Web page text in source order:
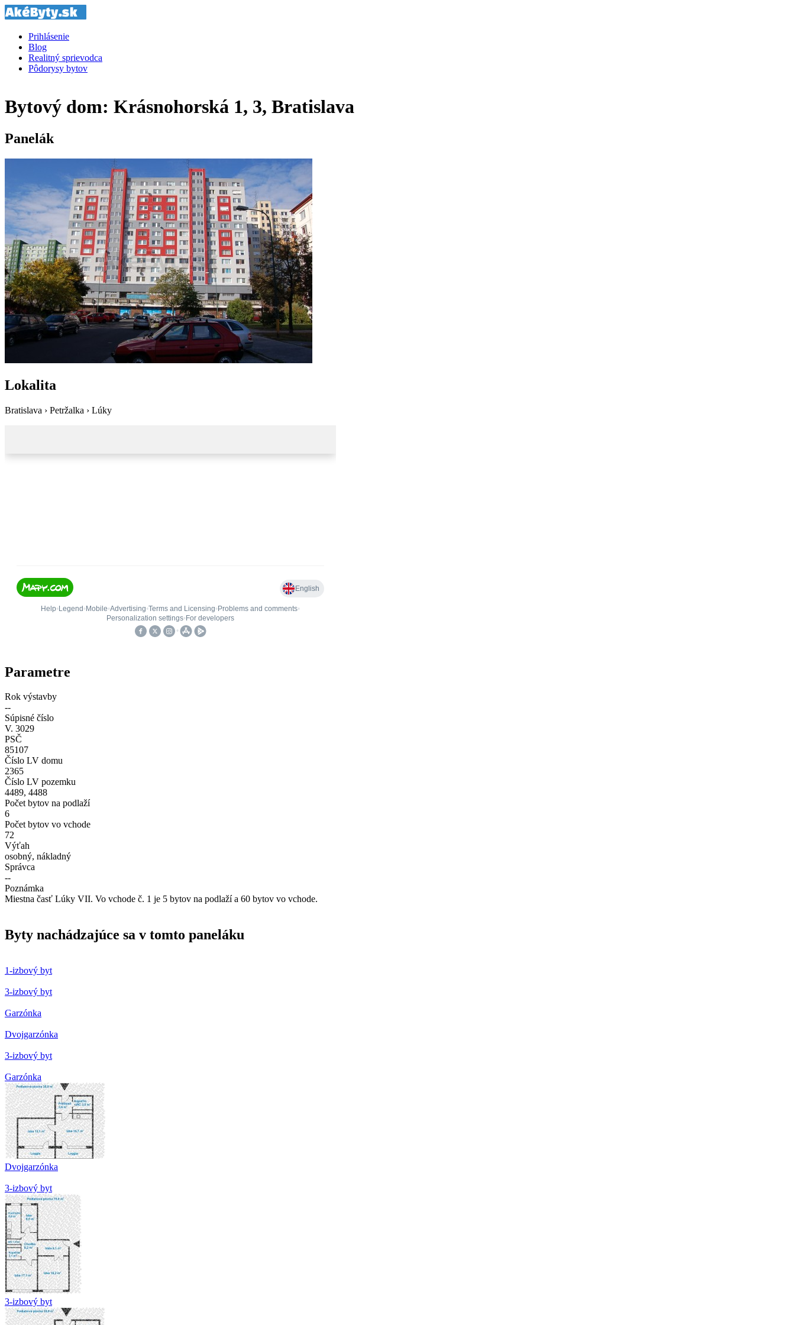
Prihlásenie
Blog
Realitný sprievodca
Pôdorysy bytov
Bytový dom: Krásnohorská 1, 3, Bratislava
Panelák
Lokalita
Bratislava › Petržalka › Lúky
Parametre
Rok výstavby
--
Súpisné číslo
V. 3029
PSČ
85107
Číslo LV domu
2365
Číslo LV pozemku
4489, 4488
Počet bytov na podlaží
6
Počet bytov vo vchode
72
Výťah
osobný, nákladný
Správca
--
Poznámka
Miestna časť Lúky VII. Vo vchode č. 1 je 5 bytov na podlaží a 60 bytov vo vchode.
Byty nachádzajúce sa v tomto paneláku
1-izbový byt
3-izbový byt
Garzónka
Dvojgarzónka
3-izbový byt
Garzónka
Dvojgarzónka
3-izbový byt
3-izbový byt